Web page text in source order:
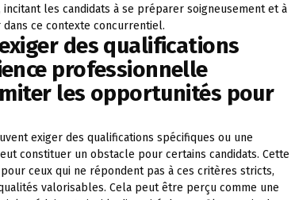
les candidats à se préparer soigneusement et à
ce contexte concurrentiel.
des qualifications
professionnelle
les opportunités pour
exiger des qualifications spécifiques ou une
constituer un obstacle pour certains candidats. Cette
ceux qui ne répondent pas à ces critères stricts,
valorisables. Cela peut être perçu comme une